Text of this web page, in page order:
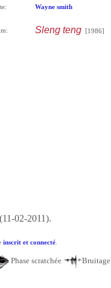
Wayne smith
Sleng teng[1986]
02-2011).
inscrit et connecté.
Phase scratchée Bruitage